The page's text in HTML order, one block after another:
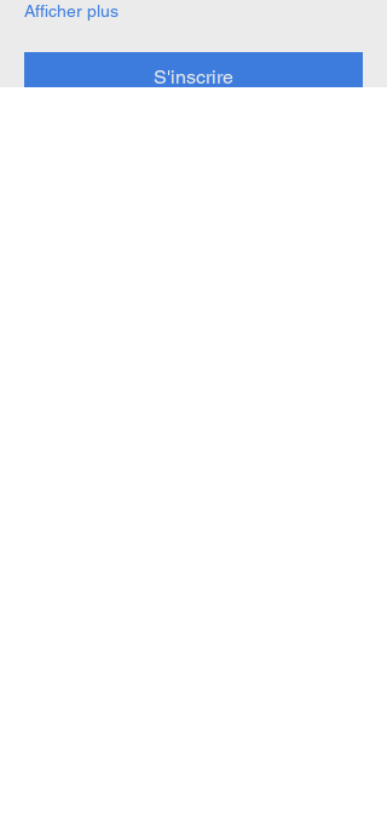
Afficher plus
S'inscrire